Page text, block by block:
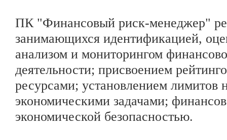
ПК "Финансовый риск-менеджер"
занимающихся идентификацией,
анализом и мониторингом
деятельности; присвоением
ресурсами; установлением лимитов
экономическими задачами;
экономической безопасностью.